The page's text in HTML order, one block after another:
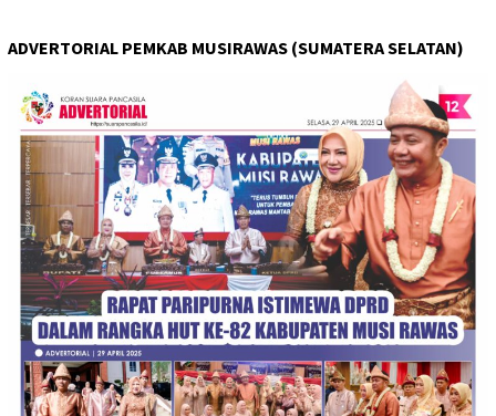
ADVERTORIAL PEMKAB MUSIRAWAS (SUMATERA SELATAN)